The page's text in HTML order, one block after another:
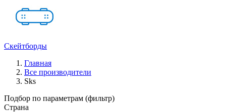
Скейтборды
Главная
Все производители
Sks
Подбор по параметрам (фильтр)
Страна